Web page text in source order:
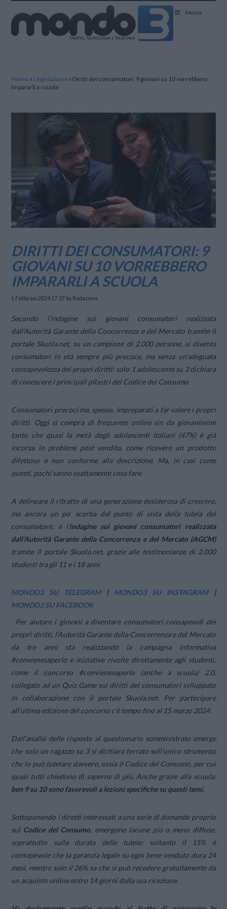
Menu
Home » Legislazione » Diritti dei consumatori: 9 giovani su 10 vorrebbero
impararli a scuola
DIRITTI DEI CONSUMATORI: 9
GIOVANI SU 10 VORREBBERO
IMPARARLI A SCUOLA
1 Febbraio 2024 17:37 by Redazione
Secondo l’indagine sui giovani consumatori realizzata
dall’Autorità Garante della Concorrenza e del Mercato tramite il
portale Skuola.net, su un campione di 2.000 persone, si diventa
consumatori in età sempre più precoce, ma senza un’adeguata
consapevolezza dei propri diritti: solo 1 adolescente su 3 dichiara
di conoscere i principali pilastri del Codice del Consumo.
Consumatori precoci ma, spesso, impreparati a far valere i propri
diritti. Oggi si compra di frequente online sin da giovanissimi
tanto che quasi la metà degli adolescenti italiani (47%) è già
incorsa in problemi post vendita, come ricevere un prodotto
difettoso o non conforme alla descrizione. Ma, in casi come
questi, pochi sanno esattamente cosa fare.
A delineare il ritratto di una generazione desiderosa di crescere,
ma ancora un po’ acerba dal punto di vista della tutela del
consumatore, è l’indagine sui giovani consumatori realizzata
dall’Autorità Garante della Concorrenza e del Mercato (AGCM)
tramite il portale Skuola.net, grazie alle testimonianze di 2.000
studenti tra gli 11 e i 18 anni.
MONDO3 SU TELEGRAM| MONDO3 SU INSTAGRAM|
MONDO3 SU FACEBOOK
Per aiutare i giovani a diventare consumatori consapevoli dei
propri diritti, l’Autorità Garante della Concorrenza e del Mercato
da tre anni sta realizzando la campagna informativa
#convienesaperlo e iniziative rivolte direttamente agli studenti,
come il concorso #convienesaperlo (anche a scuola) 2.0,
collegato ad un Quiz Game sui diritti dei consumatori sviluppato
in collaborazione con il portale Skuola.net. Per partecipare
all’ultima edizione del concorso c’è tempo fino al 15 marzo 2024.
Dall’analisi delle risposte al questionario somministrato emerge
che solo un ragazzo su 3 si dichiara ferrato sull’unico strumento
che lo può tutelare davvero, ossia il Codice del Consumo, per cui
quasi tutti chiedono di saperne di più. Anche grazie alla scuola:
ben 9 su 10 sono favorevoli a lezioni specifiche su questi temi.
Sottoponendo i diretti interessati a una serie di domande proprio
sul Codice del Consumo, emergono lacune più o meno diffuse,
soprattutto sulla durata delle tutele: soltanto il 15% è
consapevole che la garanzia legale su ogni bene venduto dura 24
mesi, mentre solo il 26% sa che si può recedere gratuitamente da
un acquisto online entro 14 giorni dalla sua ricezione.